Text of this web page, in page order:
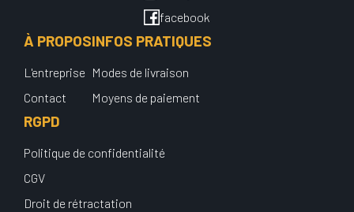
facebook
À PROPOS
L'entreprise
Contact
INFOS PRATIQUES
Modes de livraison
Moyens de paiement
RGPD
Politique de confidentialité
CGV
Droit de rétractation